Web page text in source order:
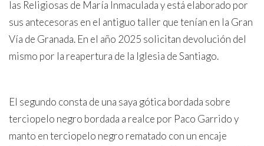
las Religiosas de María Inmaculada y está elaborado por
sus antecesoras en el antiguo taller que tenían en la Gran
Vía de Granada. En el año 2025 solicitan devolución del
mismo por la reapertura de la Iglesia de Santiago.
El segundo consta de una saya gótica bordada sobre
terciopelo negro bordada a realce por Paco Garrido y
manto en terciopelo negro rematado con un encaje